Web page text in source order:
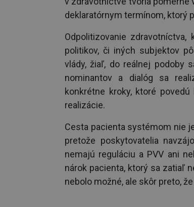
deklaratórnym termínom, ktorý
Odpolitizovanie
politikov, či iných subjektov
vlády, žiaľ, do reálnej podoby
nominantov a dialóg sa
konkrétne kroky, ktoré
realizácie.
Cesta pacienta systémom nie
pretože poskytovatelia
nemajú reguláciu a PVV ani
nárok pacienta, ktorý sa zatiaľ
nebolo možné, ale skôr preto,